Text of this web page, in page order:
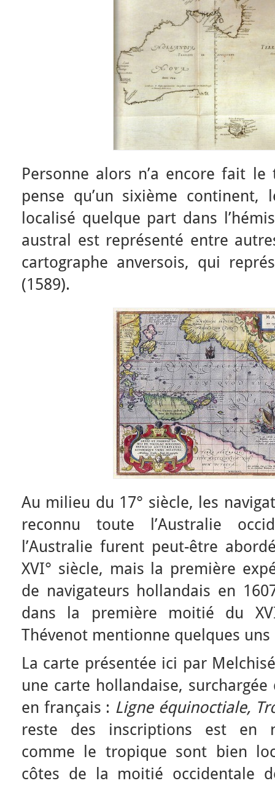
Personne alors n’a encore fait
pense qu’un sixième continent,
localisé quelque part dans
austral est représenté entre
cartographe anversois, qui
(1589).
Au milieu du 17° siècle, les
reconnu toute l’Australie
l’Australie furent peut-être
XVI° siècle, mais la première
de navigateurs hollandais en
dans la première moitié du
Thévenot mentionne quelques uns
La carte présentée ici par
une carte hollandaise,
en français : Ligne équinoctiale,
reste des inscriptions est en
comme le tropique sont bien
côtes de la moitié occidentale